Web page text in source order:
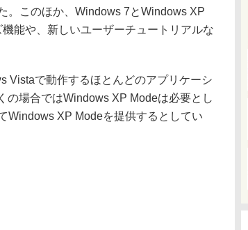
。このほか、Windows 7とWindows XP
能や、新しいユーザーチュートリアルな
で動作するほとんどのアプリケーシ
の場合ではWindows XP Modeは必要とし
Windows XP Modeを提供するとしてい